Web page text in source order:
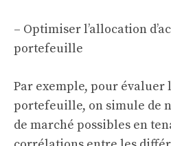
– Optimiser l’allocation
portefeuille
Par exemple, pour évaluer
portefeuille, on simule de
de marché possibles en